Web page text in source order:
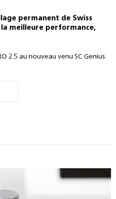
permanent de Swiss
meilleure performance,
2.5 au nouveau venu SC Genius